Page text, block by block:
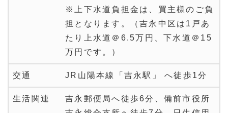
※上下水道負担金は、買主様のご負
担となります。（吉永中区は1戸あ
たり上水道＠6.5万円、下水道＠15
万円です。）
交通 JR山陽本線「吉永駅」 へ徒歩1分
生活関連
吉永郵便局へ徒歩6分、備前市役所